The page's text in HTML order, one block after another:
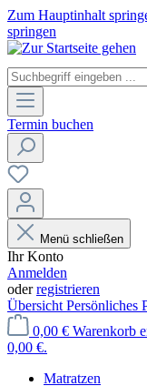
Zum Hauptinhalt
springen
Termin buchen
Menü schließen
Ihr Konto
Anmelden
oderregistrieren
Übersicht Persönliches
0,00 € Warenkorb
0,00 €.
Matratzen